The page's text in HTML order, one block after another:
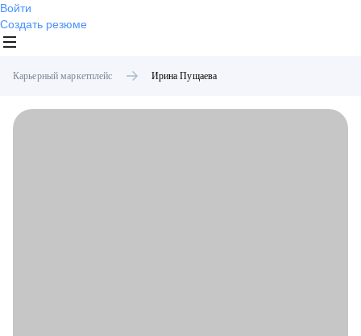
Войти
Создать резюме
Карьерный маркетплейс Ирина Пущаева